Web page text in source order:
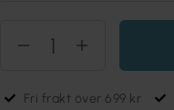
Fri frakt över 699 kr